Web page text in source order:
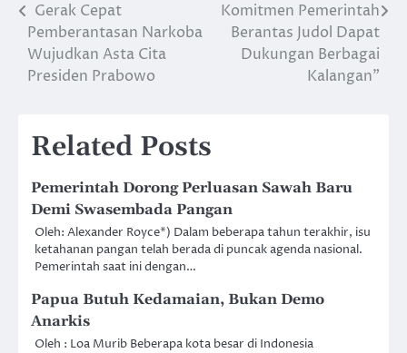
Post
navigation
Gerak Cepat
Pemberantasan Narkoba
Wujudkan Asta Cita
Presiden Prabowo
Komitmen Pemerintah
Berantas Judol Dapat
Dukungan Berbagai
Kalangan”
Related Posts
Pemerintah Dorong Perluasan Sawah Baru
Demi Swasembada Pangan
Oleh: Alexander Royce*) Dalam beberapa tahun terakhir, isu
ketahanan pangan telah berada di puncak agenda nasional.
Pemerintah saat ini dengan…
Papua Butuh Kedamaian, Bukan Demo
Anarkis
Oleh : Loa Murib Beberapa kota besar di Indonesia